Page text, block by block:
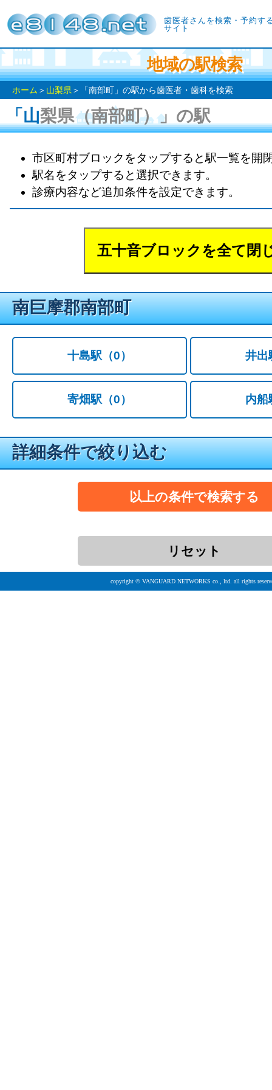
歯医者さんを検索・予約す
サイト
地域の駅検索
ホーム ＞ 山梨県 ＞「南部町」の駅から歯医者・歯科を検索
「山梨県（南部町）」の駅
市区町村ブロックをタップすると駅一覧を開
駅名をタップすると選択できます。
診療内容など追加条件を設定できます。
南巨摩郡南部町
十島駅 （0） 井出
寄畑駅 （0） 内船
詳細条件で絞り込む
copyright © VANGUARD NETWORKS co., ltd. all rights